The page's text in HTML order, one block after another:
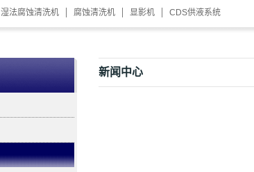
湿法腐蚀清洗机 腐蚀清洗机 显影机 CDS供液系统
新闻中心